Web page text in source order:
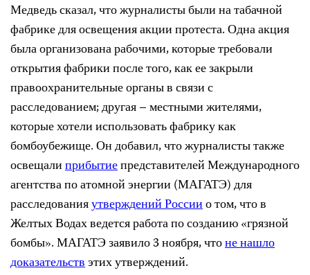
Медведь сказал, что журналисты были на табачной
фабрике для освещения акции протеста. Одна акция
была организована рабочими, которые требовали
открытия фабрики после того, как ее закрыли
правоохранительные органы в связи с
расследованием; другая – местными жителями,
которые хотели использовать фабрику как
бомбоубежище. Он добавил, что журналисты также
освещалиприбытиепредставителей Международного
агентства по атомной энергии (МАГАТЭ) для
расследованияутверждений Россиио том, что в
Желтых Водах ведется работа по созданию ​​«грязной
бомбы». МАГАТЭ заявило 3 ноября, чтоне нашло
доказательствэтих утверждений.